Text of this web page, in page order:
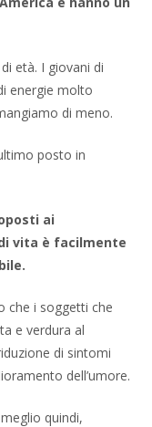
età. I giovani di
energie molto
di meno.
posto in
ai
vita è facilmente
che i soggetti che
e verdura al
di sintomi
dell’umore.
quindi,